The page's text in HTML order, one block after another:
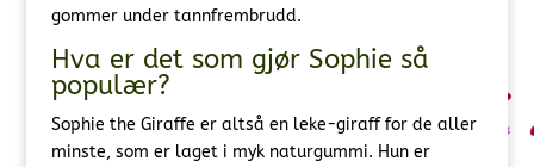
gommer under tannfrembrudd.
Hva er det som gjør Sophie så
populær?
Sophie the Giraffe er altså en leke-giraff for de aller
minste, som er laget i myk naturgummi. Hun er